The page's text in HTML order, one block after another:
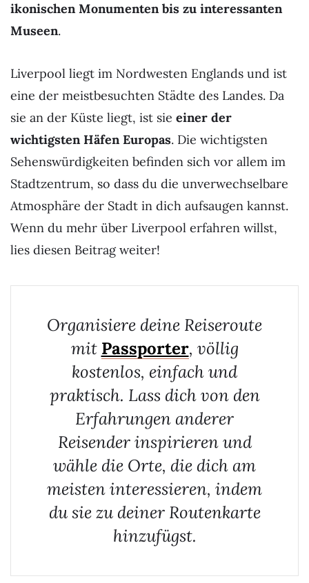
ikonischen Monumenten bis zu interessanten
Museen.
Liverpool liegt im Nordwesten Englands und ist
eine der meistbesuchten Städte des Landes. Da
sie an der Küste liegt, ist sie einer der
wichtigsten Häfen Europas. Die wichtigsten
Sehenswürdigkeiten befinden sich vor allem im
Stadtzentrum, so dass du die unverwechselbare
Atmosphäre der Stadt in dich aufsaugen kannst.
Wenn du mehr über Liverpool erfahren willst,
lies diesen Beitrag weiter!
Organisiere deine Reiseroute
mit Passporter, völlig
kostenlos, einfach und
praktisch. Lass dich von den
Erfahrungen anderer
Reisender inspirieren und
wähle die Orte, die dich am
meisten interessieren, indem
du sie zu deiner Routenkarte
hinzufügst.